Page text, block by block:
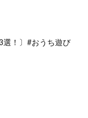
選！〕#おうち遊び